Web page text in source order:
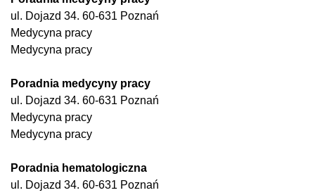
ul. Dojazd 34. 60-631 Poznań
Medycyna pracy
Medycyna pracy
Poradnia medycyny pracy
ul. Dojazd 34. 60-631 Poznań
Medycyna pracy
Medycyna pracy
Poradnia hematologiczna
ul. Dojazd 34. 60-631 Poznań